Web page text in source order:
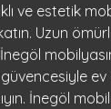
ve estetik
Uzun
İnegöl